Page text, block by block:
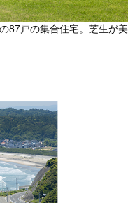
87戸の集合住宅。芝生が美